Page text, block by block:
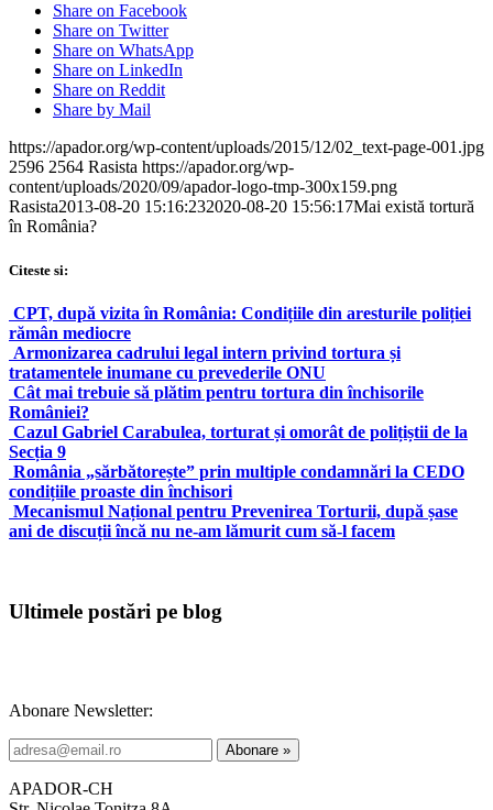
Share on Facebook
Share on Twitter
Share on WhatsApp
Share on LinkedIn
Share on Reddit
Share by Mail
https://apador.org/wp-content/uploads/2015/12/02_text-page-001.jpg
2596 2564 Rasista https://apador.org/wp-
content/uploads/2020/09/apador-logo-tmp-300x159.png
Rasista2013-08-20 15:16:232020-08-20 15:56:17Mai există tortură
în România?
Citeste si:
CPT, după vizita în România: Condițiile din aresturile poliției
rămân mediocre
Armonizarea cadrului legal intern privind tortura și
tratamentele inumane cu prevederile ONU
Cât mai trebuie să plătim pentru tortura din închisorile
României?
Cazul Gabriel Carabulea, torturat și omorât de polițiștii de la
Secția 9
România „sărbătorește” prin multiple condamnări la CEDO
condițiile proaste din închisori
Mecanismul Național pentru Prevenirea Torturii, după șase
ani de discuții încă nu ne-am lămurit cum să-l facem
Ultimele postări pe blog
Abonare Newsletter:
APADOR-CH